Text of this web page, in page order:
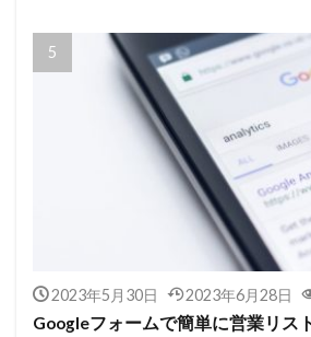
2023年5月30日 2023年6月28日
Googleフォームで簡単に営業リス